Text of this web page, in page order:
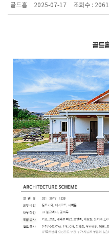
골드홈 2025-07-17 조회수 : 2061